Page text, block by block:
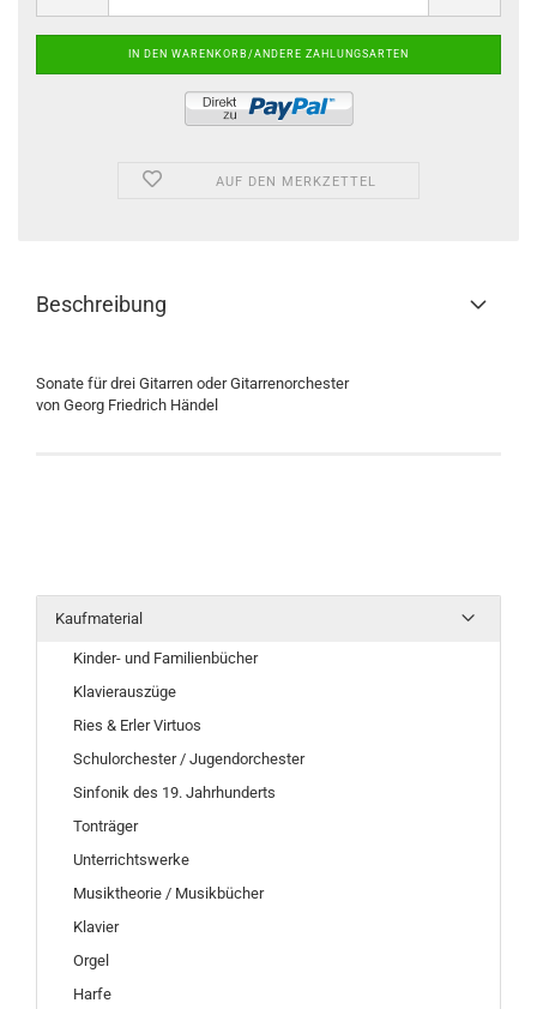
AUF DEN MERKZETTEL
Beschreibung
Sonate für drei Gitarren oder Gitarrenorchester
von Georg Friedrich Händel
Kaufmaterial
Kinder- und Familienbücher
Klavierauszüge
Ries & Erler Virtuos
Schulorchester / Jugendorchester
Sinfonik des 19. Jahrhunderts
Tonträger
Unterrichtswerke
Musiktheorie / Musikbücher
Klavier
Orgel
Harfe